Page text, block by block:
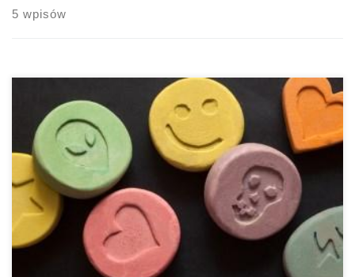
5 wpisów
Do tej pory nie było jasne, czy zażywanie samego ecstasy niesie
za sobą słabszą wydajność umysłową czy ostatecznie
odpowiedzialne jest za to mieszanie go z innymi narkotykami.
Grupie naukowców ze Szwajcarii (Wunderli, M. D., Vonmoos, M.
Fürst, M., Schädelin, K., Kraemer, T., Baumgartner, M. R., Seifritz, E.
& Quednow, B. […]